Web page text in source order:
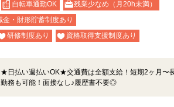
自転車通勤OK
残業少なめ（月20h未満）
金・財形貯蓄制度あり
研修制度あり 資格取得支援制度あり
★日払い週払いOK★交通費は全額支給！短期2ヶ月〜
勤務も可能！面接なし♪履歴書不要◎